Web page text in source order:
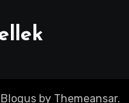
Blogusby Themeansar.